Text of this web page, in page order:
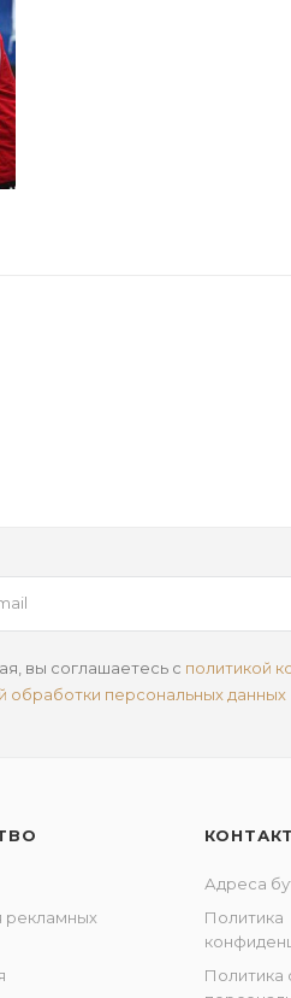
вы соглашаетесь с политикой
обработки персональных данных
Адреса
Политика
Политика